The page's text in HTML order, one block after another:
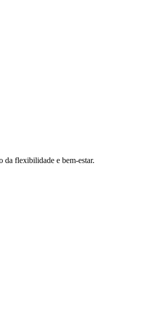
da flexibilidade e bem-estar.